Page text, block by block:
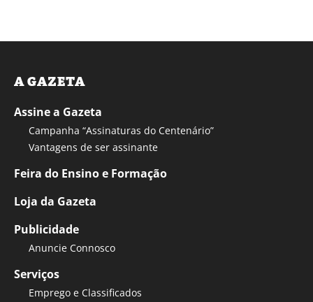
A GAZETA
Assine a Gazeta
Campanha “Assinaturas do Centenário”
Vantagens de ser assinante
Feira do Ensino e Formação
Loja da Gazeta
Publicidade
Anuncie Connosco
Serviços
Emprego e Classificados